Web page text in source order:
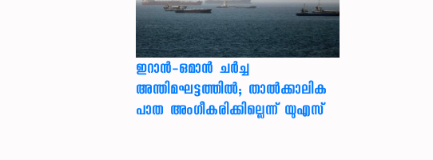
ഇറാന്‍-ഒമാന്‍ ചര്‍ച്ച
അന്തിമഘട്ടത്തില്‍; താല്‍ക്കാലിക
പാത അംഗീകരിക്കില്ലെന്ന് യുഎസ്